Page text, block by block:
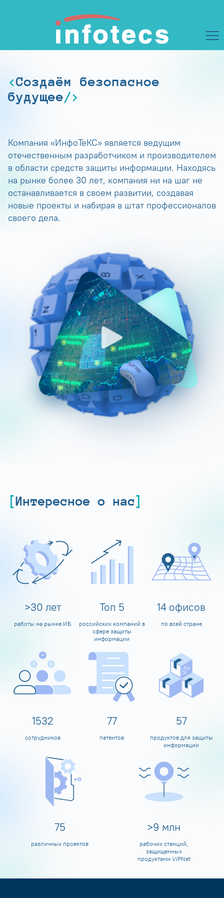
Создаём безопасное
будущее
Компания «ИнфоТеКС» является ведущим
отечественным разработчиком и производителем
в области средств защиты информации. Находясь
на рынке более 30 лет, компания ни на шаг не
останавливается в своем развитии, создавая
новые проекты и набирая в штат профессионалов
своего дела.
Интересное о нас
>30 лет
работы на рынке ИБ
Топ 5
российских компаний в
сфере защиты
информации
14 офисов
по всей стране
1600
сотрудников
80
патентов
60
продуктов для защиты
информации
80
различных проектов
>10 млн
рабочих станций,
защищенных
продуктами ViPNet